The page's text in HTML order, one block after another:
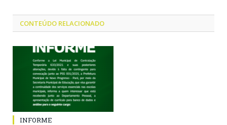
CONTEÚDO RELACIONADO
INFORME